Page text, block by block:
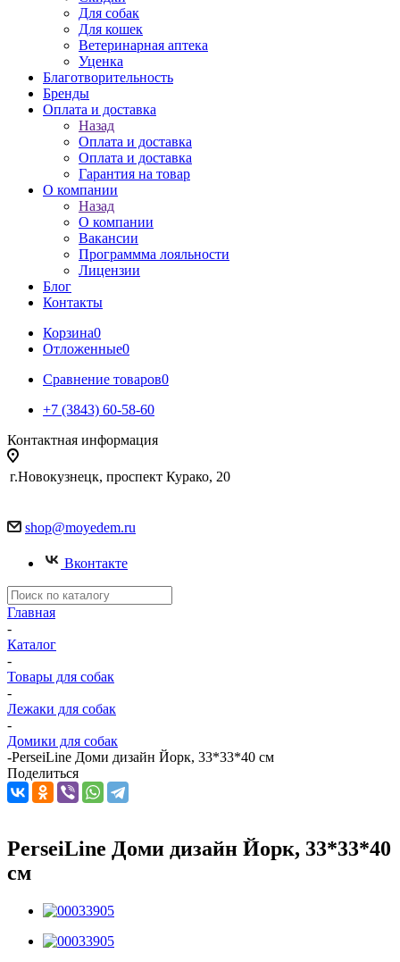
Для собак
Для кошек
Ветеринарная аптека
Уценка
Благотворительность
Бренды
Оплата и доставка
Назад
Оплата и доставка
Оплата и доставка
Гарантия на товар
О компании
Назад
О компании
Вакансии
Программма лояльности
Лицензии
Блог
Контакты
Корзина0
Отложенные0
Сравнение товаров0
+7 (3843) 60-58-60
Контактная информация
г.Новокузнецк, проспект Курако, 20
shop@moyedem.ru
Вконтакте
Главная
-
Каталог
-
Товары для собак
-
Лежаки для собак
-
Домики для собак
-PerseiLine Доми дизайн Йорк, 33*33*40 см
Поделиться
PerseiLine Доми дизайн Йорк, 33*33*40
см